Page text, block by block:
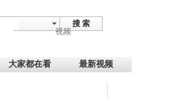
搜 索
视频
大家都在看 最新视频